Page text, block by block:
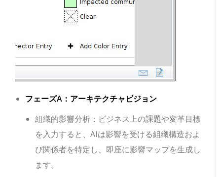
フェーズA：アーキテクチャビジョン
組織的影響分析：ビジネス上の課題や変革目標
を入力すると、AIは影響を受ける組織構造およ
び関係者を特定し、即座に影響マップを生成し
ます。